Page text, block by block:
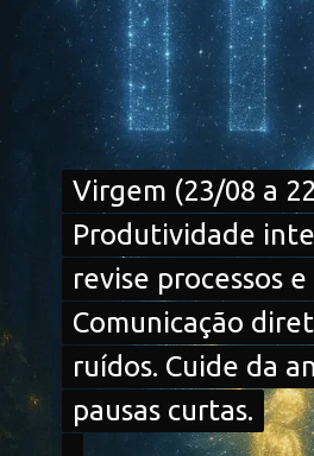
Virgem (23/08 a
Produtividade
revise processos
Comunicação
ruídos. Cuide da
pausas curtas.
Virgem (23/08 a
Produtividade
revise processos
Comunicação
ruídos. Cuide da
pausas curtas.